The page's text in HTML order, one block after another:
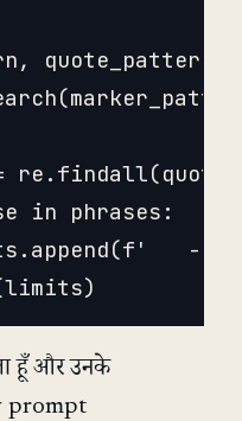
quote_pattern
in phrases:
-
हूँ और उनके
prompt